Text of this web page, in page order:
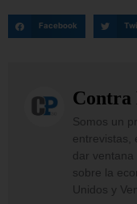
Facebook
Contra
Somos un
entrevistas,
dar ventana
sobre la
Unidos y